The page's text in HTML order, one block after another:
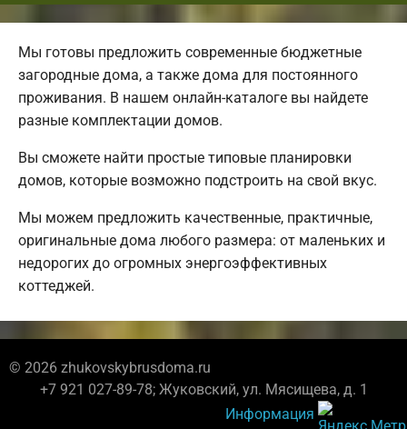
Мы готовы предложить современные бюджетные
загородные дома, а также дома для постоянного
проживания. В нашем онлайн-каталоге вы найдете
разные комплектации домов.
Вы сможете найти простые типовые планировки
домов, которые возможно подстроить на свой вкус.
Мы можем предложить качественные, практичные,
оригинальные дома любого размера: от маленьких и
недорогих до огромных энергоэффективных
коттеджей.
© 2026 zhukovskybrusdoma.ru
+7 921 027-89-78; Жуковский, ул. Мясищева, д. 1
Информация